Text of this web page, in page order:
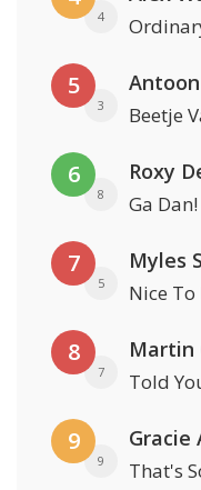
4
5
3
Antoon
Beetje
6
8
Roxy
Ga Dan!
7
5
Myles
Nice To
8
7
Martin
Told
9
9
Gracie
That's